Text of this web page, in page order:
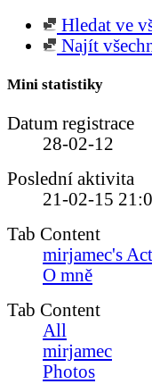
Hledat ve
Najít
Mini statistiky
Datum registrace
28-02-12
Poslední aktivita
21-02-15
Tab Content
mirjamec's
O mně
Tab Content
All
mirjamec
Photos